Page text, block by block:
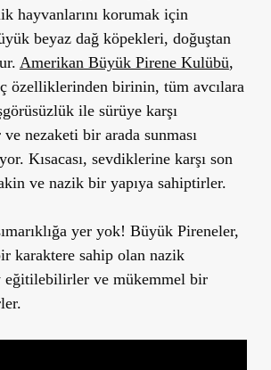
hayvanlarını korumak için
beyaz dağ köpekleri, doğuştan
Amerikan Büyük Pirene Kulübü,
özelliklerinden birinin, tüm avcılara
ile sürüye karşı
ve nezaketi bir arada sunması
Kısacası, sevdiklerine karşı son
ve nazik bir yapıya sahiptirler.
yer yok! Büyük Pireneler,
karaktere sahip olan nazik
eğitilebilirler ve mükemmel bir